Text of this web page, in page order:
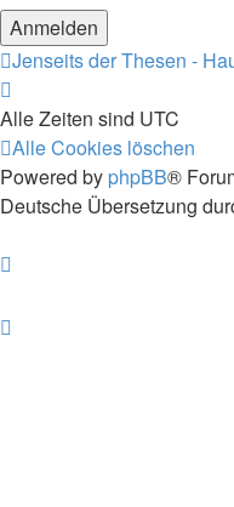
Jenseits der Thesen -
Alle Zeiten sind UTC
Alle Cookies löschen
Powered by phpBB®
Deutsche Übersetzung